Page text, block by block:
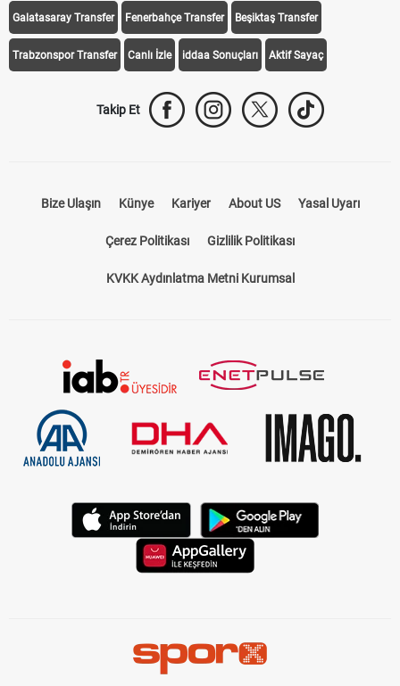
Galatasaray Transfer Fenerbahçe Transfer Beşiktaş Transfer
Trabzonspor Transfer Canlı İzle iddaa Sonuçları Aktif Sayaç
Takip Et
Bize Ulaşın Künye Kariyer About US Yasal Uyarı
Çerez Politikası Gizlilik Politikası
KVKK Aydınlatma Metni Kurumsal